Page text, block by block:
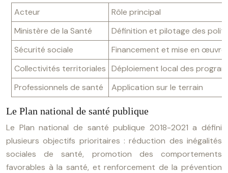
Acteur
Rôle principal
Ministère de la Santé
Définition et pilotage des
Sécurité sociale
Financement et mise en
Collectivités territoriales Déploiement local des
Professionnels de santé
Application sur le terrain
Le Plan national de santé publique
Le Plan national de santé publique 2018-2021 a défini
plusieurs objectifs prioritaires : réduction des inégalités
sociales de santé, promotion des comportements
favorables à la santé, et renforcement de la prévention